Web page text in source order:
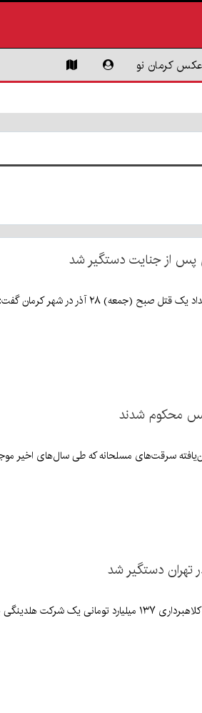
کرمان نو
پس از جنایت دستگیر شد
قتل خانوادگی ساعاتی بعد از ارتکاب جرم دستگیر شد.
سرقت‌های مسلحانه که طی سال‌های اخیر
در تهران خبر داد.